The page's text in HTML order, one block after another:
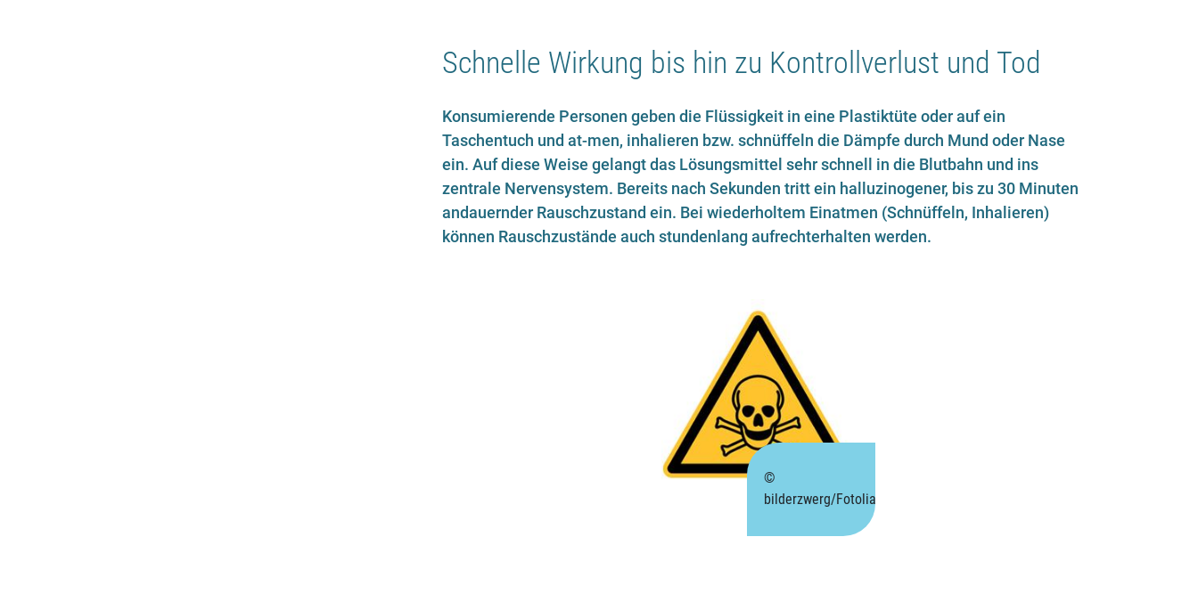
Schnelle Wirkung bis hin zu Kontrollverlust und Tod
Konsumierende Personen geben die Flüssigkeit in eine Plastiktüte oder auf ein
Taschentuch und at-men, inhalieren bzw. schnüffeln die Dämpfe durch Mund oder Nase
ein. Auf diese Weise gelangt das Lösungsmittel sehr schnell in die Blutbahn und ins
zentrale Nervensystem. Bereits nach Sekunden tritt ein halluzinogener, bis zu 30 Minuten
andauernder Rauschzustand ein. Bei wiederholtem Einatmen (Schnüffeln, Inhalieren)
können Rauschzustände auch stundenlang aufrechterhalten werden.
©
bilderzwerg/Fotolia